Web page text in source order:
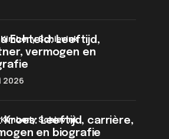
Echteld: Leeftijd,
vermogen en
Kimberly Schievink
2026
Kroes: Leeftijd, carrière,
en biografie
Kimberly Schievink